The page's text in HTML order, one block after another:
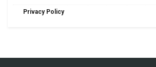
Privacy Policy